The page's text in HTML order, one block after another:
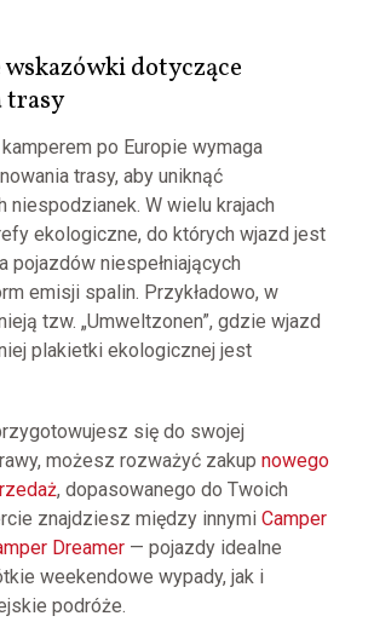
dotyczące
trasy
po Europie wymaga
trasy, aby uniknąć
niespodzianek. W wielu krajach
ekologiczne, do których wjazd jest
pojazdów niespełniających
emisji spalin. Przykładowo, w
tzw. „Umweltzonen”, gdzie wjazd
plakietki ekologicznej jest
się do swojej
możesz rozważyć zakup nowego
, dopasowanego do Twoich
znajdziesz między innymiCamper
Dreamer— pojazdy idealne
weekendowe wypady, jak i
podróże.